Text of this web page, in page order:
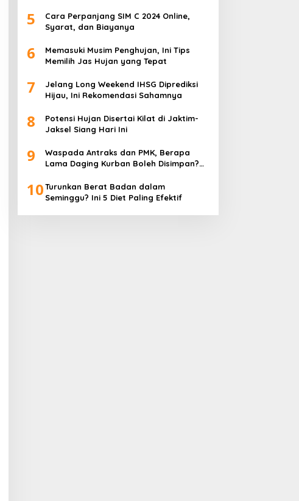
5
Cara Perpanjang SIM C 2024 Online,
Syarat, dan Biayanya
6
Memasuki Musim Penghujan, Ini Tips
Memilih Jas Hujan yang Tepat
7
Jelang Long Weekend IHSG Diprediksi
Hijau, Ini Rekomendasi Sahamnya
8
Potensi Hujan Disertai Kilat di Jaktim-
Jaksel Siang Hari Ini
9
Waspada Antraks dan PMK, Berapa
Lama Daging Kurban Boleh Disimpan?
10Turunkan Berat Badan dalam
Seminggu? Ini 5 Diet Paling Efektif